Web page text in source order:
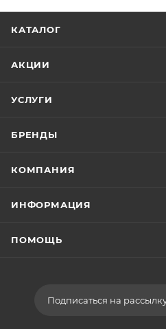
профессиональным и
детям и взрослым.
белых цвета и 5 цветов
КАТАЛОГ
АКЦИИ
УСЛУГИ
БРЕНДЫ
КОМПАНИЯ
ИНФОРМАЦИЯ
ПОМОЩЬ
Подписаться на